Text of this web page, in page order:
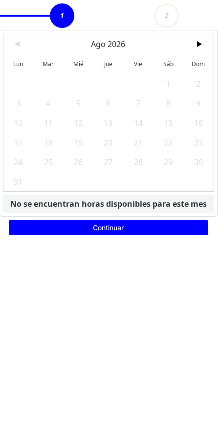
1 2
Ago 2026
Lun Mar Mié Jue Vie Sáb Dom
1
2
3
4 5 6 7 8
9
10
11 12 13 14 15
16
17
18 19 20 21 22
23
24
25 26 27 28 29
30
31
No se encuentran horas disponibles para este mes
Continuar